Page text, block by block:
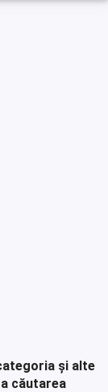
și alte
căutarea